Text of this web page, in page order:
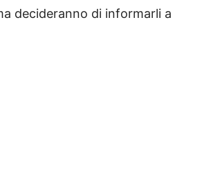
decideranno di informarli a